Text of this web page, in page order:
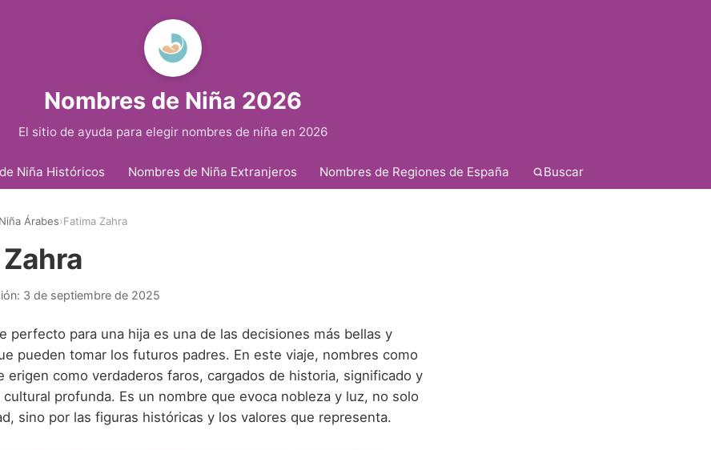
Nombres de Niña 2026
El sitio de ayuda para elegir nombres de niña en 2026
Niña Históricos Nombres de Niña Extranjeros Nombres de Regiones de España Buscar
Árabes›Fatima Zahra
3 de septiembre de 2025
perfecto para una hija es una de las decisiones más bellas y
pueden tomar los futuros padres. En este viaje, nombres como
erigen como verdaderos faros, cargados de historia, significado y
cultural profunda. Es un nombre que evoca nobleza y luz, no solo
sino por las figuras históricas y los valores que representa.